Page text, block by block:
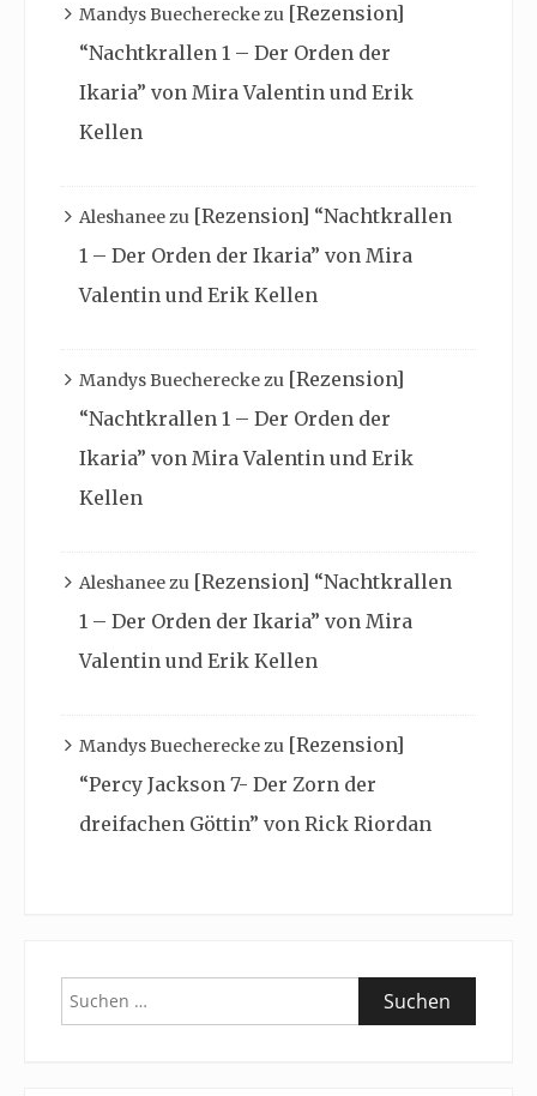
Mandys Buechereckezu [Rezension]
“Nachtkrallen 1 – Der Orden der
Ikaria” von Mira Valentin und Erik
Kellen
Aleshaneezu [Rezension] “Nachtkrallen
1 – Der Orden der Ikaria” von Mira
Valentin und Erik Kellen
Mandys Buechereckezu [Rezension]
“Nachtkrallen 1 – Der Orden der
Ikaria” von Mira Valentin und Erik
Kellen
Aleshaneezu [Rezension] “Nachtkrallen
1 – Der Orden der Ikaria” von Mira
Valentin und Erik Kellen
Mandys Buechereckezu [Rezension]
“Percy Jackson 7- Der Zorn der
dreifachen Göttin” von Rick Riordan
Suchen
nach: